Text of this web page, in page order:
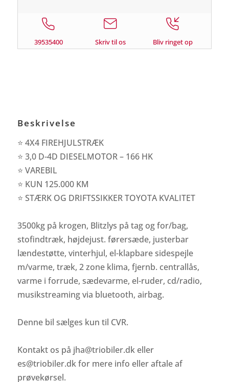
39535400 Skriv til os Bliv ringet op
Beskrivelse
⭐ 4X4 FIREHJULSTRÆK
⭐ 3,0 D-4D DIESELMOTOR – 166 HK
⭐ VAREBIL
⭐ KUN 125.000 KM
⭐ STÆRK OG DRIFTSSIKKER TOYOTA KVALITET
3500kg på krogen, Blitzlys på tag og for/bag,
stofindtræk, højdejust. førersæde, justerbar
lændestøtte, vinterhjul, el-klapbare sidespejle
m/varme, træk, 2 zone klima, fjernb. centrallås,
varme i forrude, sædevarme, el-ruder, cd/radio,
musikstreaming via bluetooth, airbag.
Denne bil sælges kun til CVR.
Kontakt os på jha@triobiler.dk eller
es@triobiler.dk for mere info eller aftale af
prøvekørsel.